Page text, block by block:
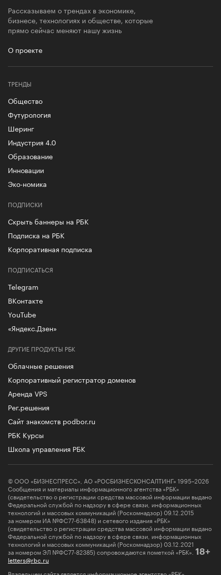
Рассказываем о трендах в экономике,
бизнесе, технологиях и обществе, которые
прямо сейчас меняют нашу жизнь
О проекте
ТРЕНДЫ
Общество
Футурология
Шеринг
Индустрия 4.0
Образование
Инновации
Эко-номика
ПОДПИСКИ
Скрыть баннеры на РБК
Подписка на РБК
Корпоративная подписка
ДРУГИЕ ПРОДУКТЫ РБК
Облачные решения
Корпоративный регистратор доменов
Аренда VPS
Рег.решения
Сайт знакомств podbor.ru
РБК Курсы
Школа управления РБК
ПОДПИСАТЬСЯ
Telegram
ВКонтакте
YouTube
«Яндекс.Дзен»
© ООО «БИЗНЕСПРЕСС», АО «РОСБИЗНЕСКОНСАЛТИНГ» 1995–2026
Сообщения и материалы информационного агентства «РБК»
(свидетельство о регистрации средства массовой информации выдано
Федеральной службой по надзору в сфере связи, информационных
технологий и массовых коммуникаций (Роскомнадзор) 09.12.2015
за номером ИА №ФС77-63848) и сетевого издания «РБК»
(свидетельство о регистрации средства массовой информации выдано
Федеральной службой по надзору в сфере связи, информационных
технологий и массовых коммуникаций (Роскомнадзор) 03.12.2021
за номером ЭЛ №ФС77-82385) сопровождаются пометкой «РБК». 18+
letters@rbc.ru
Владельцем сайта является информационное агентство «РБК».